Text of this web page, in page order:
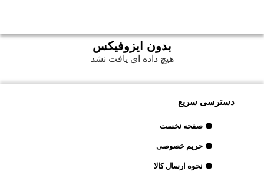
بدون ایزوفیکس
هیچ داده ای یافت نشد
دسترسی سریع
صفحه نخست
حریم خصوصی
نحوه ارسال کالا